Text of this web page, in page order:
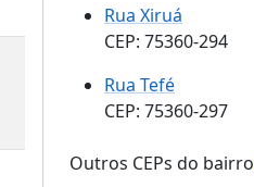
Rua Xiruá
CEP: 75360-294
Rua Tefé
CEP: 75360-297
Outros CEPs do bairro